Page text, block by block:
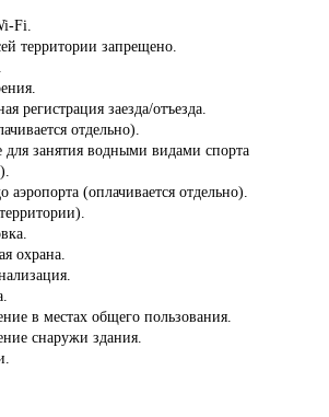
Fi.
территории запрещено.
регистрация заезда/отъезда.
отдельно).
для занятия водными видами спорта
аэропорта (оплачивается отдельно).
охрана.
в местах общего пользования.
снаружи здания.